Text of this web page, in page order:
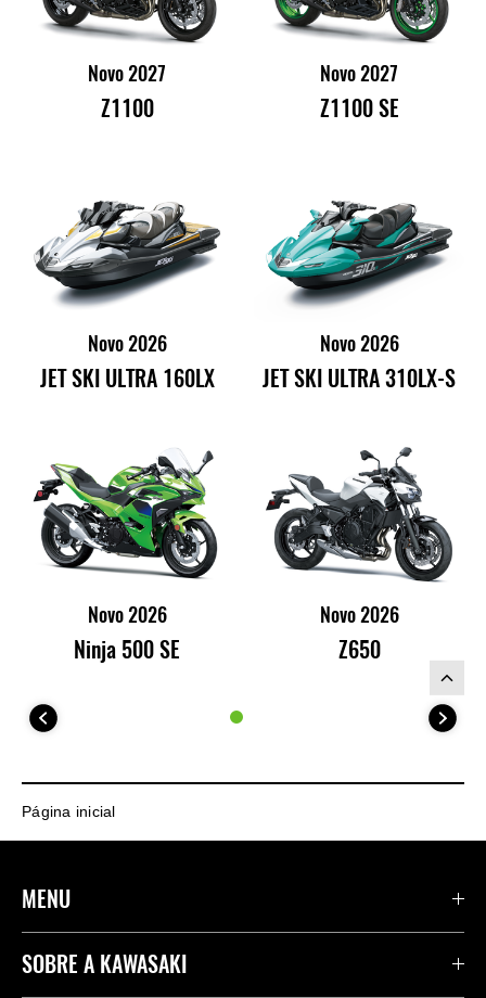
Novo 2027
Z1100
Novo 2027
Z1100 SE
Novo 2026
JET SKI ULTRA 160LX
Novo 2026
JET SKI ULTRA 310LX-S
Novo 2026
Ninja 500 SE
Novo 2026
Z650
Página inicial
MENU
PRODUTOS
SOBRE A KAWASAKI